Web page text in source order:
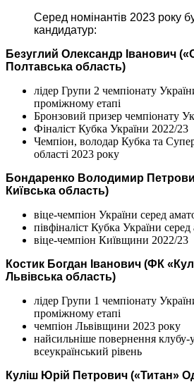
Серед номінантів 2023 року
кандидатур:
Безуглий Олександр Іванович
Полтавська область)
лідер Групи 2 чемпіонату
проміжному етапі
Бронзовий призер чемпіонату
Фіналіст Кубка України 2022/23
Чемпіон, володар Кубка та
області 2023 року
Бондаренко Володимир
Київська область)
віце-чемпіон України серед
півфіналіст Кубка України
віце-чемпіон Київщини 2022/23
Костик Богдан Іванович (ФК
Львівська область)
лідер Групи 1 чемпіонату
проміжному етапі
чемпіон Львівщини 2023 року
найсильніше повернення клубу-
всеукраїнський рівень
Куліш Юрій Петрович («Титан»